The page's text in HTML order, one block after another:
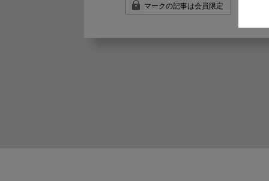
マークの記事は会員限定